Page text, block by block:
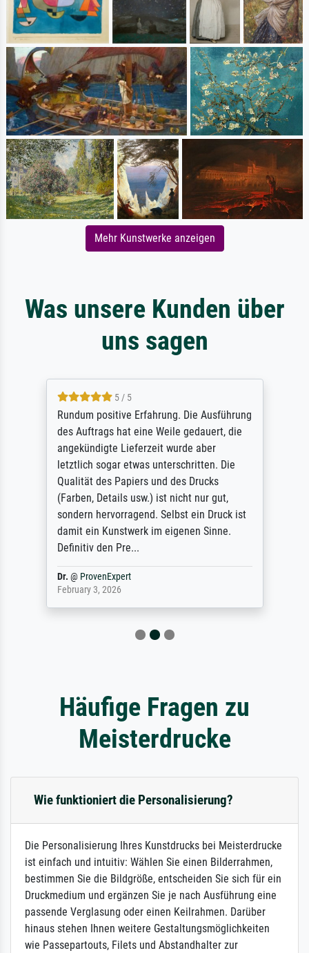
Mehr Kunstwerke anzeigen
Was unsere Kunden über
uns sagen
5 / 5
Rundum positive Erfahrung. Die Ausführung
des Auftrags hat eine Weile gedauert, die
angekündigte Lieferzeit wurde aber
letztlich sogar etwas unterschritten. Die
Qualität des Papiers und des Drucks
(Farben, Details usw.) ist nicht nur gut,
sondern hervorragend. Selbst ein Druck ist
damit ein Kunstwerk im eigenen Sinne.
Definitiv den Pre...
Dr. @ ProvenExpert
February 3, 2026
Häufige Fragen zu
Meisterdrucke
Wie funktioniert die Personalisierung?
Die Personalisierung Ihres Kunstdrucks bei Meisterdrucke
ist einfach und intuitiv: Wählen Sie einen Bilderrahmen,
bestimmen Sie die Bildgröße, entscheiden Sie sich für ein
Druckmedium und ergänzen Sie je nach Ausführung eine
passende Verglasung oder einen Keilrahmen. Darüber
hinaus stehen Ihnen weitere Gestaltungsmöglichkeiten
wie Passepartouts, Filets und Abstandhalter zur